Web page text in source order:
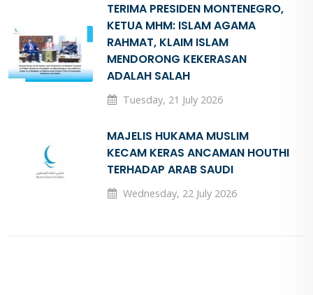
TERIMA PRESIDEN MONTENEGRO,
KETUA MHM: ISLAM AGAMA
RAHMAT, KLAIM ISLAM
MENDORONG KEKERASAN
ADALAH SALAH
Tuesday, 21 July 2026
MAJELIS HUKAMA MUSLIM
KECAM KERAS ANCAMAN HOUTHI
TERHADAP ARAB SAUDI
Wednesday, 22 July 2026